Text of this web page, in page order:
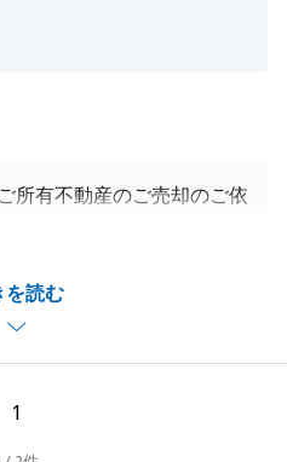
を読む
所有不動産のご売却のご依
たことでご満足いただけま
。
ら、いつでもお声がけくだ
1